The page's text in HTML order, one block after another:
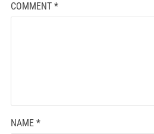
COMMENT *
NAME *